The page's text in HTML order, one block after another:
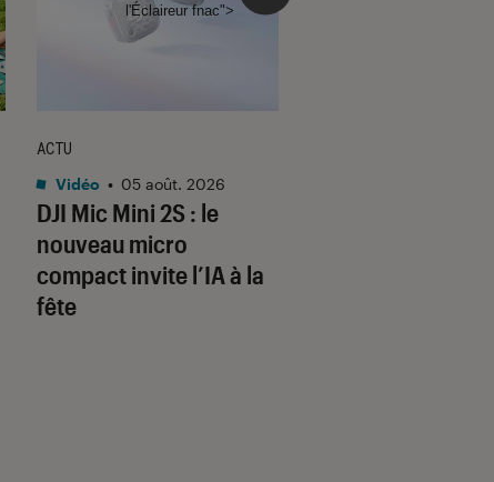
DJI Mic Mini 2S : le
nouveau micro
compact invite l’IA à la
fête
ACTU
Vidéo • 05 août. 2026
l'Éclaireur fnac">